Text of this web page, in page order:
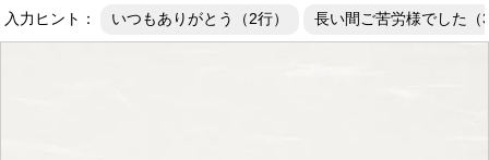
入力ヒント： いつもありがとう（2行） 長い間ご苦労様でした（